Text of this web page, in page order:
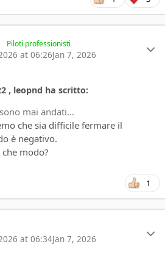
Piloti professionisti
at 06:26Jan 7, 2026
, leopnd ha scritto:
mai andati...
che sia difficile fermare il
è negativo.
modo?
1
at 06:34Jan 7, 2026